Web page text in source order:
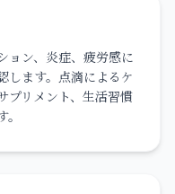
ョン、炎症、疲労感に
します。点滴によるケ
プリメント、生活習慣